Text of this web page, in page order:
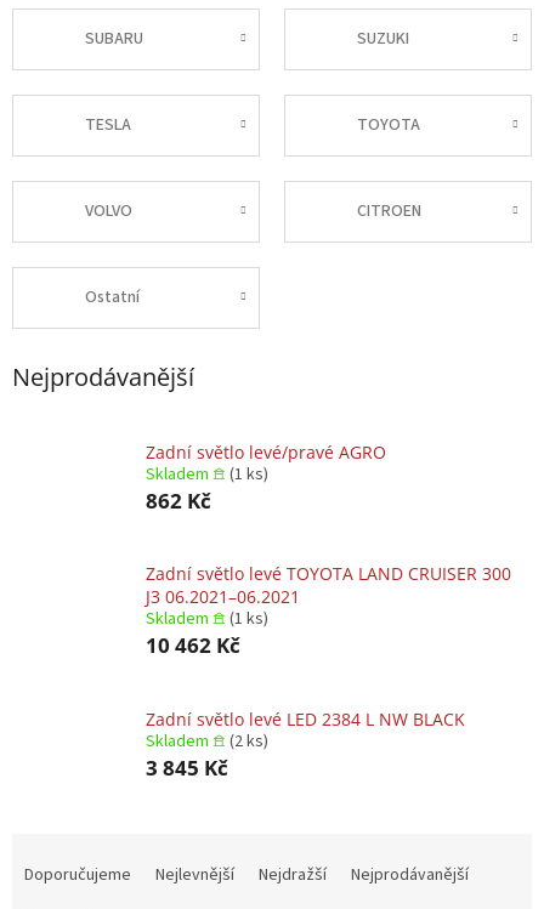
SUBARU SUZUKI
TESLA TOYOTA
VOLVO CITROEN
Ostatní
Nejprodávanější
Zadní světlo levé/pravé AGRO
Skladem 𖠿 (1 ks)
862 Kč
Zadní světlo levé TOYOTA LAND CRUISER 300
J3 06.2021–06.2021
Skladem 𖠿 (1 ks)
10 462 Kč
Zadní světlo levé LED 2384 L NW BLACK
Skladem 𖠿 (2 ks)
3 845 Kč
Doporučujeme Nejlevnější Nejdražší
Nejprodávanější